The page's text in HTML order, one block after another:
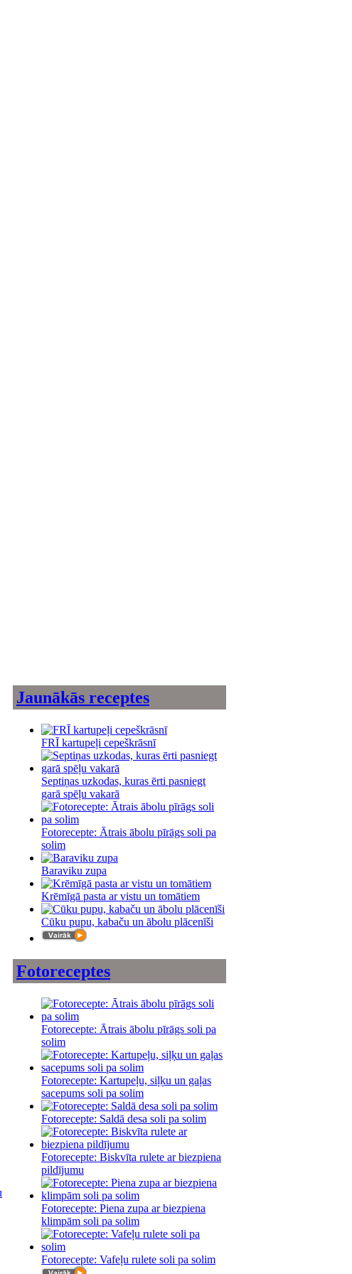
Jaunākās receptes
FRĪ kartupeļi cepeškrāsnī
Septiņas uzkodas, kuras ērti pasniegt
garā spēļu vakarā
Fotorecepte: Ātrais ābolu pīrāgs soli pa
solim
Baraviku zupa
Krēmīgā pasta ar vistu un tomātiem
Cūku pupu, kabaču un ābolu plācenīši
Fotoreceptes
Fotorecepte: Ātrais ābolu pīrāgs soli pa
solim
Fotorecepte: Kartupeļu, siļķu un gaļas
sacepums soli pa solim
Fotorecepte: Saldā desa soli pa solim
Fotorecepte: Biskvīta rulete ar biezpiena
pildījumu
Fotorecepte: Piena zupa ar biezpiena
klimpām soli pa solim
Fotorecepte: Vafeļu rulete soli pa solim